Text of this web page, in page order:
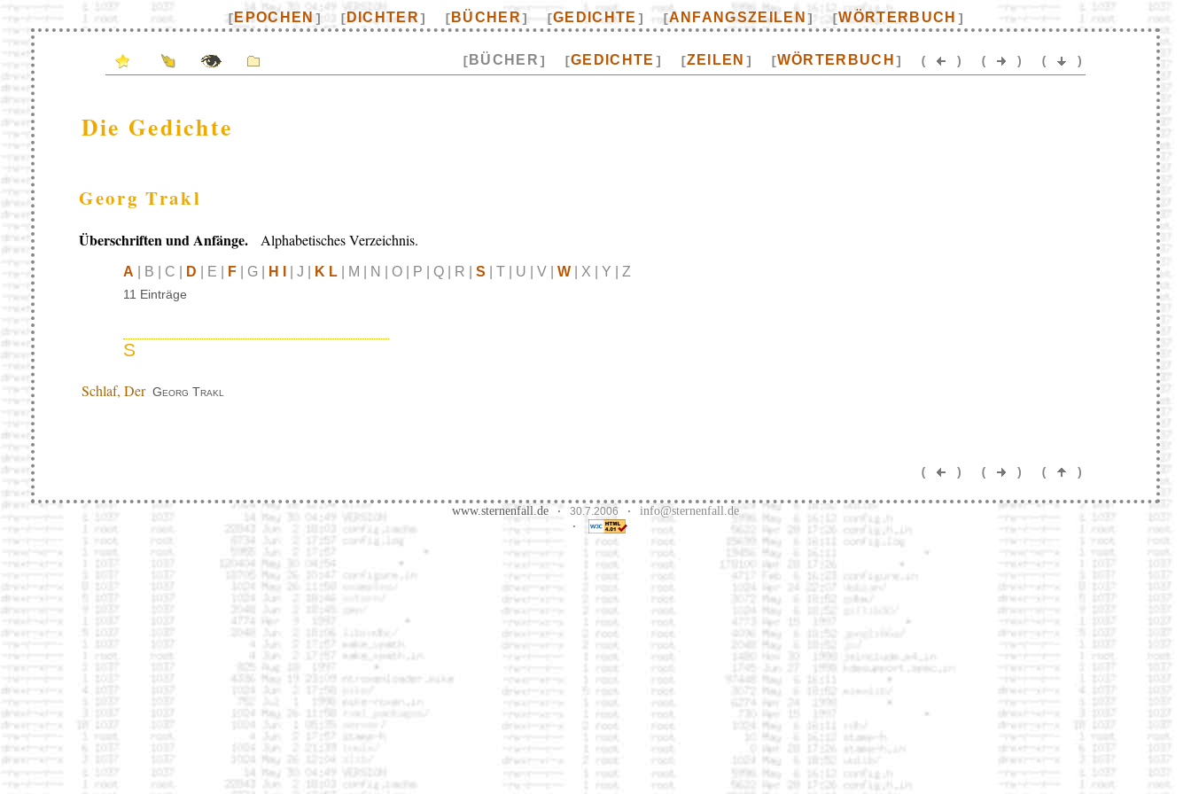
[ EPOCHEN ] [ DICHTER] [ BÜCHER] [GEDICHTE ] [ANFANGSZEILEN ] [WÖRTERBUCH ]
[ BÜCHER] [GEDICHTE ] [ZEILEN ] [WÖRTERBUCH ] ( ) ( ) ( )
Die Gedichte
Georg Trakl
Überschriften und Anfänge. Alphabetisches Verzeichnis.
A | B | C | D | E | F | G | H I | J | K L | M | N | O | P | Q | R | S | T | U | V | W | X | Y | Z
11 Einträge
S
Schlaf, Der Georg Trakl
( ) ( ) ( )
www.sternenfall.de · 30.7.2006 · info@sternenfall.de
·